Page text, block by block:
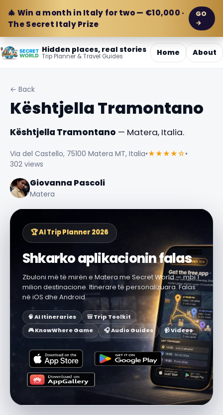
🎄 Win a month in Italy for two — €10,000 ·
The Secret Italy Prize
GO
→
Hidden places, real stories
Trip Planner & Travel Guides Home About
← Back
Kështjella Tramontano
Kështjella Tramontano — Matera, Italia.
Via del Castello, 75100 Matera MT, Italia•★★★★☆•
302 views
Giovanna Pascoli
Matera
🏆 AI Trip Planner 2026
Shkarko aplikacionin falas
Zbuloni më të mirën e Matera me Secret World — mbi 1
milion destinacione. Itinerare të personalizuara. Falas
në iOS dhe Android.
🧠 AI Itineraries
🎒 Trip Toolkit
🎮 KnowWhere Game
🎧 Audio Guides 📹 Videos